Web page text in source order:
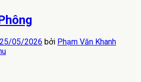
25/05/2026 bởi Phạm Văn Khanh